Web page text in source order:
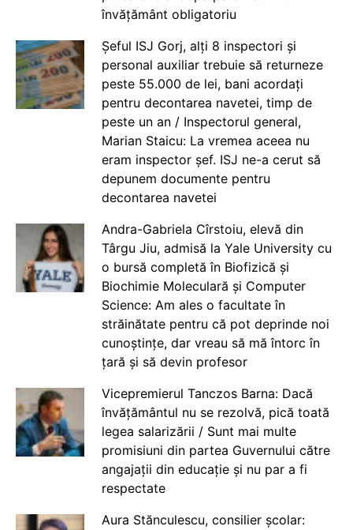
învățământ obligatoriu
Șeful ISJ Gorj, alți 8 inspectori și
personal auxiliar trebuie să returneze
peste 55.000 de lei, bani acordați
pentru decontarea navetei, timp de
peste un an / Inspectorul general,
Marian Staicu: La vremea aceea nu
eram inspector șef. ISJ ne-a cerut să
depunem documente pentru
decontarea navetei
Andra-Gabriela Cîrstoiu, elevă din
Târgu Jiu, admisă la Yale University cu
o bursă completă în Biofizică și
Biochimie Moleculară și Computer
Science: Am ales o facultate în
străinătate pentru că pot deprinde noi
cunoștințe, dar vreau să mă întorc în
țară și să devin profesor
Vicepremierul Tanczos Barna: Dacă
învățământul nu se rezolvă, pică toată
legea salarizării / Sunt mai multe
promisiuni din partea Guvernului către
angajații din educație și nu par a fi
respectate
Aura Stănculescu, consilier școlar: